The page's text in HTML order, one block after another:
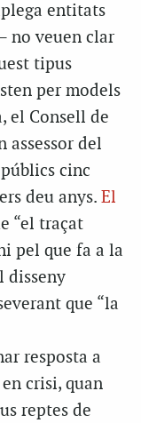
entitats
no veuen clar
tipus
per models
el Consell de
assessor del
cinc
deu anys. El
“el traçat
pel que fa a la
disseny
que “la
resposta a
crisi, quan
reptes de